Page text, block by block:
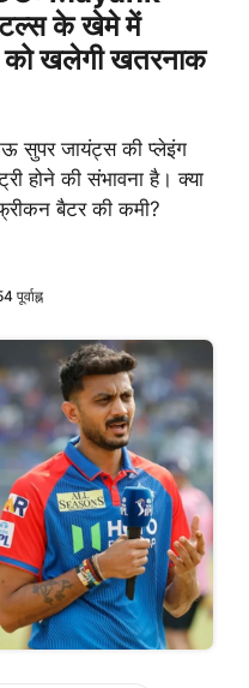
के खेमे में
को खलेगी खतरनाक
सुपर जायंट्स की प्लेइंग
होने की संभावना है। क्या
बैटर की कमी?